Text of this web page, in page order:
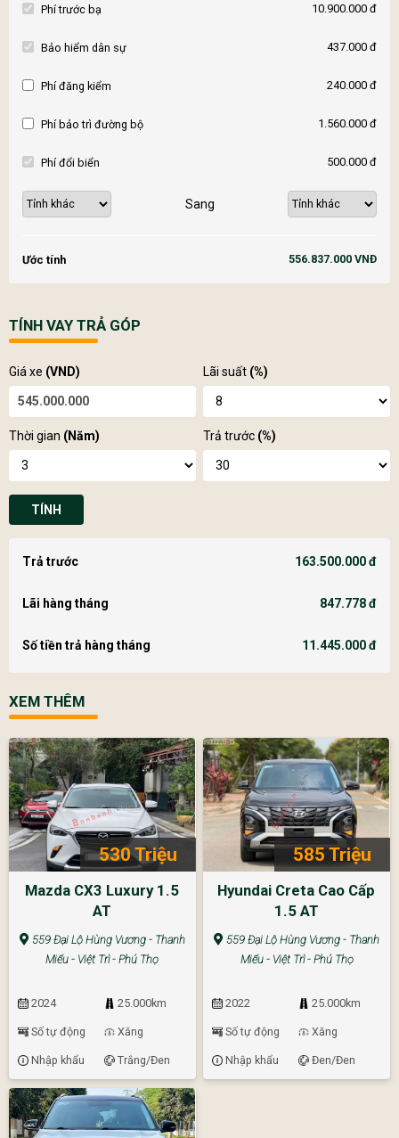
Phí trước bạ 10.900.000 đ
Bảo hiểm dân sự 437.000 đ
Phí đăng kiểm 240.000 đ
Phí bảo trì đường bộ 1.560.000 đ
Phí đổi biển 500.000 đ
Sang
Ước tính 556.837.000 VNĐ
TÍNH VAY TRẢ GÓP
Giá xe (VND) Lãi suất (%)
Thời gian (Năm) Trả trước (%)
TÍNH
Trả trước 163.500.000 đ
Lãi hàng tháng 847.778 đ
Số tiền trả hàng tháng 11.445.000 đ
XEM THÊM
530 Triệu
Mazda CX3 Luxury 1.5
AT
559 Đại Lộ Hùng Vương - Thanh
Miếu - Việt Trì - Phú Thọ
2024 25.000km
Số tự động Xăng
Nhập khẩu Trắng/Đen
585 Triệu
Hyundai Creta Cao Cấp
1.5 AT
559 Đại Lộ Hùng Vương - Thanh
Miếu - Việt Trì - Phú Thọ
2022 25.000km
Số tự động Xăng
Nhập khẩu Đen/Đen